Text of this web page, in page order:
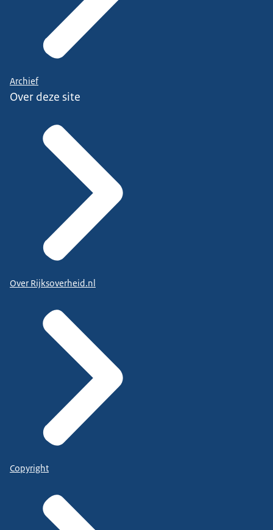
Archief
Over deze site
Over Rijksoverheid.nl
Copyright